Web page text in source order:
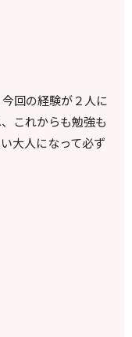
回の経験が２人に
これからも勉強も
大人になって必ず